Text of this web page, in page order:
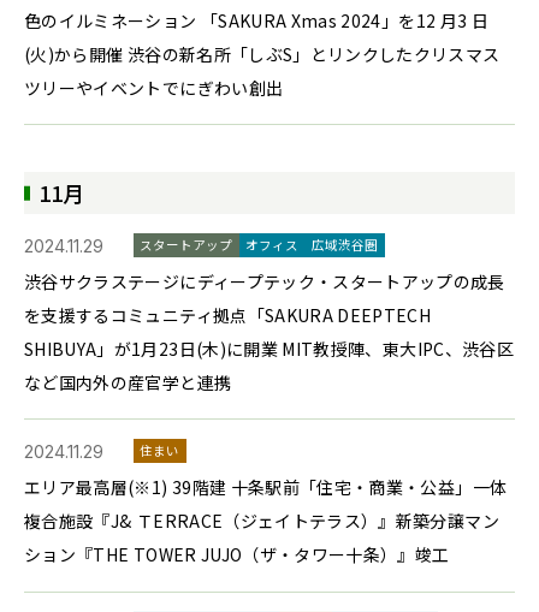
色のイルミネーション 「SAKURA Xmas 2024」を12 月3 日
(火)から開催 渋谷の新名所「しぶS」とリンクしたクリスマス
ツリーやイベントでにぎわい創出
11月
2024.11.29 スタートアップ オフィス 広域渋谷圏
渋谷サクラステージにディープテック・スタートアップの成長
を支援するコミュニティ拠点「SAKURA DEEPTECH
SHIBUYA」が1月23日(木)に開業 MIT教授陣、東大IPC、渋谷区
など国内外の産官学と連携
2024.11.29 住まい
エリア最高層(※1) 39階建 十条駅前「住宅・商業・公益」一体
複合施設『J& ＴERRACE（ジェイトテラス）』新築分譲マン
ション『THE TOWER JUJO（ザ・タワー十条）』竣工